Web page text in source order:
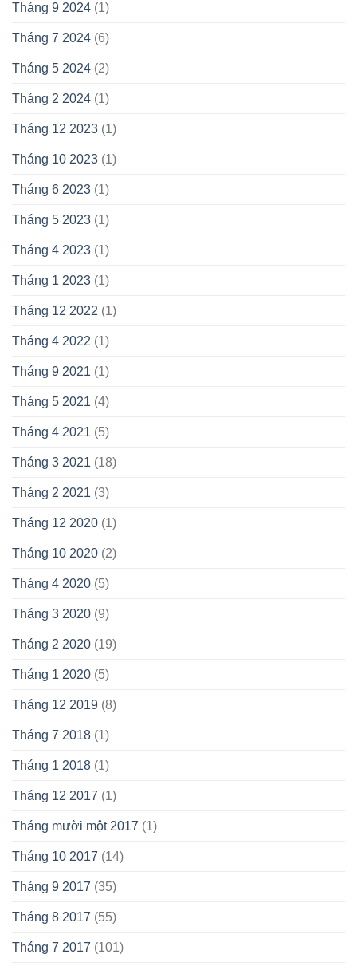
Tháng 9 2024 (1)
Tháng 7 2024 (6)
Tháng 5 2024 (2)
Tháng 2 2024 (1)
Tháng 12 2023 (1)
Tháng 10 2023 (1)
Tháng 6 2023 (1)
Tháng 5 2023 (1)
Tháng 4 2023 (1)
Tháng 1 2023 (1)
Tháng 12 2022 (1)
Tháng 4 2022 (1)
Tháng 9 2021 (1)
Tháng 5 2021 (4)
Tháng 4 2021 (5)
Tháng 3 2021 (18)
Tháng 2 2021 (3)
Tháng 12 2020 (1)
Tháng 10 2020 (2)
Tháng 4 2020 (5)
Tháng 3 2020 (9)
Tháng 2 2020 (19)
Tháng 1 2020 (5)
Tháng 12 2019 (8)
Tháng 7 2018 (1)
Tháng 1 2018 (1)
Tháng 12 2017 (1)
Tháng mười một 2017 (1)
Tháng 10 2017 (14)
Tháng 9 2017 (35)
Tháng 8 2017 (55)
Tháng 7 2017 (101)